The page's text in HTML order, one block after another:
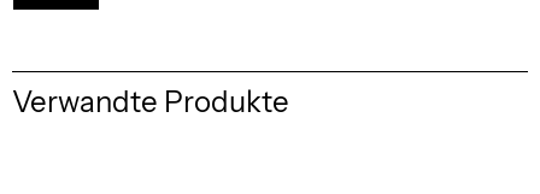
Verwandte Produkte